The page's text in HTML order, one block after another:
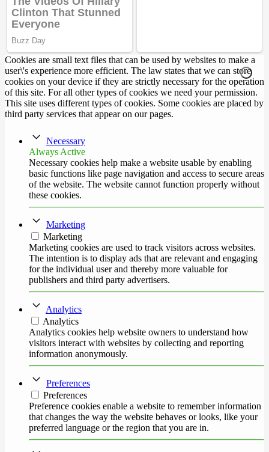
Cookies are small text files that can be used by websites to make a
user\'s experience more efficient. The law states that we can store
cookies on your device if they are strictly necessary for the operation
of this site. For all other types of cookies we need your permission.
This site uses different types of cookies. Some cookies are placed by
third party services that appear on our pages.
Necessary
Always Active
Necessary cookies help make a website usable by enabling
basic functions like page navigation and access to secure areas
of the website. The website cannot function properly without
these cookies.
Marketing
Marketing
Marketing cookies are used to track visitors across websites.
The intention is to display ads that are relevant and engaging
for the individual user and thereby more valuable for
publishers and third party advertisers.
Analytics
Analytics
Analytics cookies help website owners to understand how
visitors interact with websites by collecting and reporting
information anonymously.
Preferences
Preferences
Preference cookies enable a website to remember information
that changes the way the website behaves or looks, like your
preferred language or the region that you are in.